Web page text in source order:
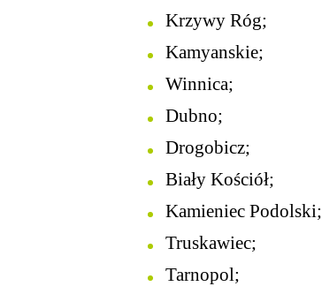
Krzywy Róg;
Kamyanskie;
Winnica;
Dubno;
Drogobicz;
Biały Kościół;
Kamieniec Podolski;
Truskawiec;
Tarnopol;